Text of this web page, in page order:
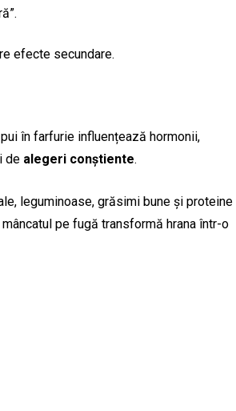
efecte secundare.
în farfurie influențează hormonii,
de alegeri conștiente.
leguminoase, grăsimi bune și proteine
pe fugă transformă hrana într-o